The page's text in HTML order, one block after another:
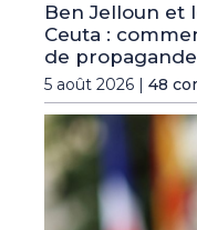
Ben Jelloun et
Ceuta :
de propagande
5 août 2026 | 48